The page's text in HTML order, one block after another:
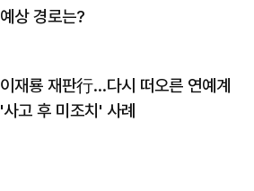
예상 경로는?
이재룡 재판行…다시 떠오른 연예계
'사고 후 미조치' 사례